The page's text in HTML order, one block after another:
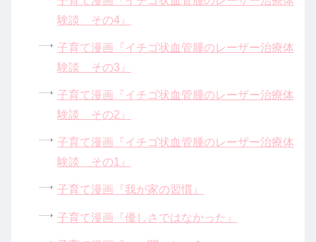
験談 その4』
子育て漫画『イチゴ状血管腫のレーザー治療体
験談 その3』
子育て漫画『イチゴ状血管腫のレーザー治療体
験談 その2』
子育て漫画『イチゴ状血管腫のレーザー治療体
験談 その1』
子育て漫画『我が家の習慣』
子育て漫画『優しさではなかった』